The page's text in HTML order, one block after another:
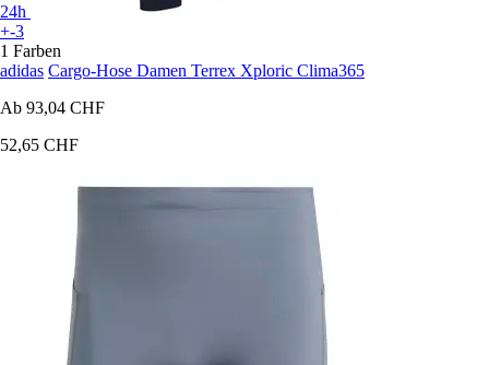
24h
+-3
1 Farben
adidas Cargo-Hose Damen Terrex Xploric Clima365
Ab 93,04 CHF
52,65 CHF